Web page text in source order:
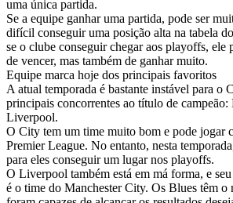
uma única partida.
Se a equipe ganhar uma partida, pode ser
difícil conseguir uma posição alta na tabela
se o clube conseguir chegar aos playoffs, ele
de vencer, mas também de ganhar muito.
Equipe marca hoje dos principais favoritos
A atual temporada é bastante instável para o
principais concorrentes ao título de
Liverpool.
O City tem um time muito bom e pode jogar
Premier League. No entanto, nesta
para eles conseguir um lugar nos playoffs.
O Liverpool também está em má forma, e
é o time do Manchester City. Os Blues têm o